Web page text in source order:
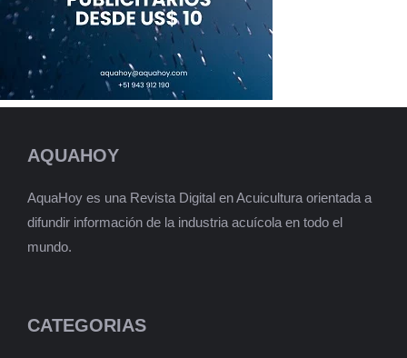
AQUAHOY
AquaHoy es una Revista Digital en Acuicultura orientada a
difundir información de la industria acuícola en todo el
mundo.
CATEGORIAS